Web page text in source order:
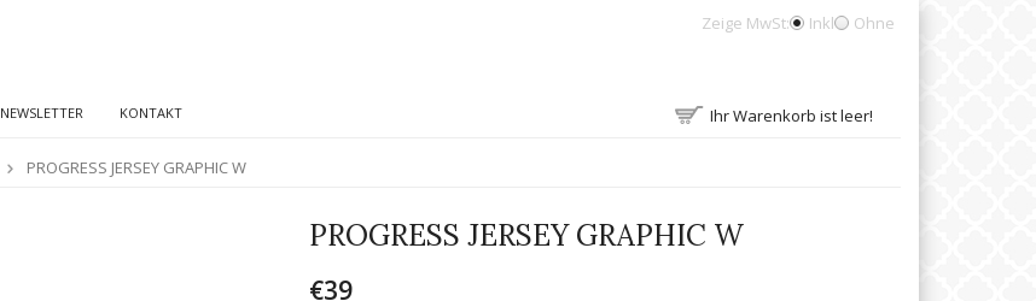
Zeige MwSt: Inkl Ohne
NEWSLETTER KONTAKT Ihr Warenkorb ist leer!
PROGRESS JERSEY GRAPHIC W
PROGRESS JERSEY GRAPHIC W
€39